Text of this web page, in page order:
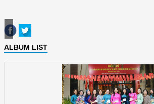
ALBUM LIST